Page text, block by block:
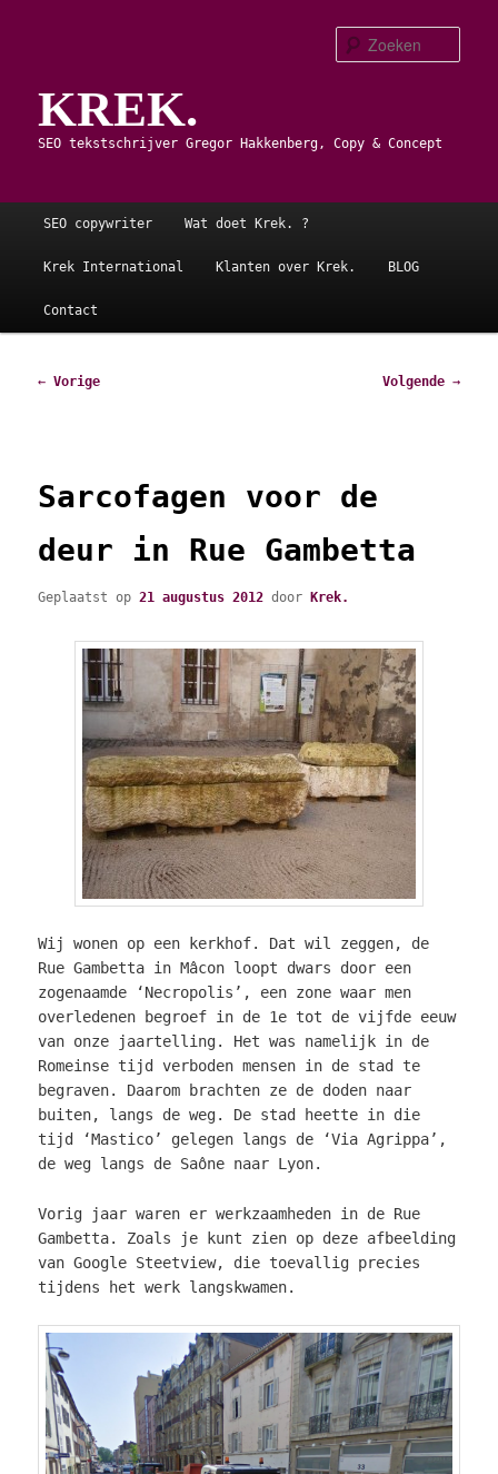
primaire
inhoudKREK.
SEO tekstschrijver Gregor Hakkenberg, Copy & Concept
Hoofdmenu
SEO copywriter Wat doet Krek. ?
Krek International Klanten over Krek. BLOG
Contact
Bericht
← Vorige Volgende →
Sarcofagen voor de
deur in Rue Gambetta
Geplaatst op21 augustus 2012 doorKrek.
Wij wonen op een kerkhof. Dat wil zeggen, de
Rue Gambetta in Mâcon loopt dwars door een
zogenaamde ‘Necropolis’, een zone waar men
overledenen begroef in de 1e tot de vijfde eeuw
van onze jaartelling. Het was namelijk in de
Romeinse tijd verboden mensen in de stad te
begraven. Daarom brachten ze de doden naar
buiten, langs de weg. De stad heette in die
tijd ‘Mastico’ gelegen langs de ‘Via Agrippa’,
de weg langs de Saône naar Lyon.
Vorig jaar waren er werkzaamheden in de Rue
Gambetta. Zoals je kunt zien op deze afbeelding
van Google Steetview, die toevallig precies
tijdens het werk langskwamen.